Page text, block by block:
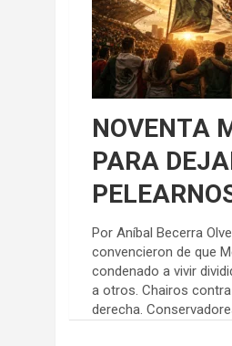
NOVENTA
PARA
Por Aníbal Becerra
convencieron de que
condenado a vivir
a otros. Chairos
derecha.